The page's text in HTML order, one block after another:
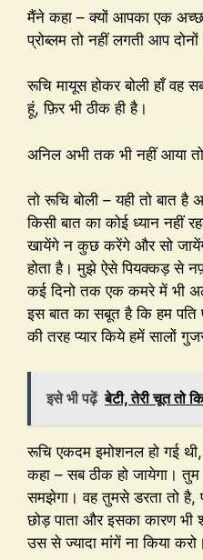
मैंने कहा – क्यों आपका एक अच्छा
प्रोब्लम तो नहीं लगती आप
रूचि मायूस होकर बोली हाँ वह
हूं, फ़िर भी ठीक ही है।
अनिल अभी तक भी नहीं आया
तो रूचि बोली – यही तो बात है
किसी बात का कोई ध्यान नहीं
खायेंगे न कुछ करेंगे और सो
होता है। मुझे ऐसे पियक्कड़ से
कई दिनो तक एक कमरे में भी
इस बात का सबूत है कि हम पति
की तरह प्यार किये हमें सालों
इसे भी पढ़ें बेटी, तेरी चूत तो
रूचि एकदम इमोशनल हो गई
कहा – सब ठीक हो जायेगा।
समझेगा। वह तुमसे डरता तो है,
छोड़ पाता और इसका कारण
उस से ज्यादा मांगें ना किया करो।